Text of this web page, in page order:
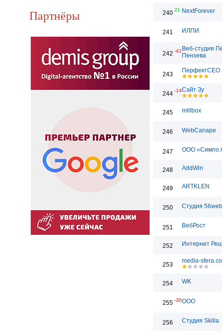
Партнёры 240 21 NextForever
241 ИЛПИ
242 -41 Веб-студия
Пензева
243
ПерфектСЕО
244 -14Сайт Зу
245 millbox
246 WebCanape
247 ООО
248 AddWin
249 ARTKLEN
250 Студия 56web
251 ВебРост
252 Интернет
253
media-
254 WK
255 -30ООО
256 Студия Skilla